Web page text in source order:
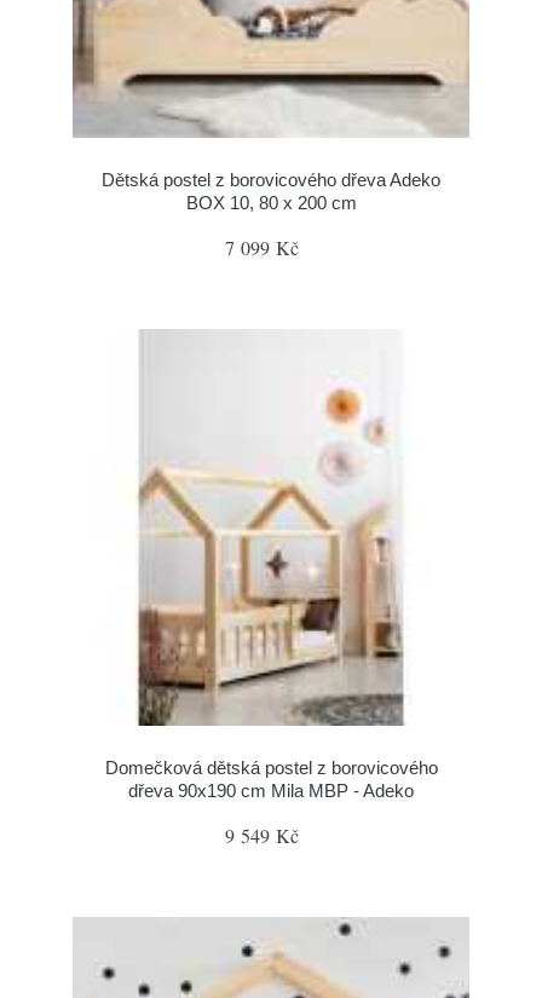
Dětská postel z borovicového dřeva Adeko
BOX 10, 80 x 200 cm
7 099 Kč
Domečková dětská postel z borovicového
dřeva 90x190 cm Mila MBP - Adeko
9 549 Kč